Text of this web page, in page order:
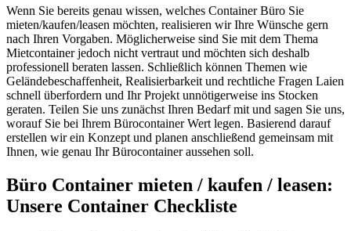
Wenn Sie bereits genau wissen, welches Container Büro Sie
mieten/kaufen/leasen möchten, realisieren wir Ihre Wünsche gern
nach Ihren Vorgaben. Möglicherweise sind Sie mit dem Thema
Mietcontainer jedoch nicht vertraut und möchten sich deshalb
professionell beraten lassen. Schließlich können Themen wie
Geländebeschaffenheit, Realisierbarkeit und rechtliche Fragen Laien
schnell überfordern und Ihr Projekt unnötigerweise ins Stocken
geraten. Teilen Sie uns zunächst Ihren Bedarf mit und sagen Sie uns,
worauf Sie bei Ihrem Bürocontainer Wert legen. Basierend darauf
erstellen wir ein Konzept und planen anschließend gemeinsam mit
Ihnen, wie genau Ihr Bürocontainer aussehen soll.
Büro Container mieten / kaufen / leasen:
Unsere Container Checkliste